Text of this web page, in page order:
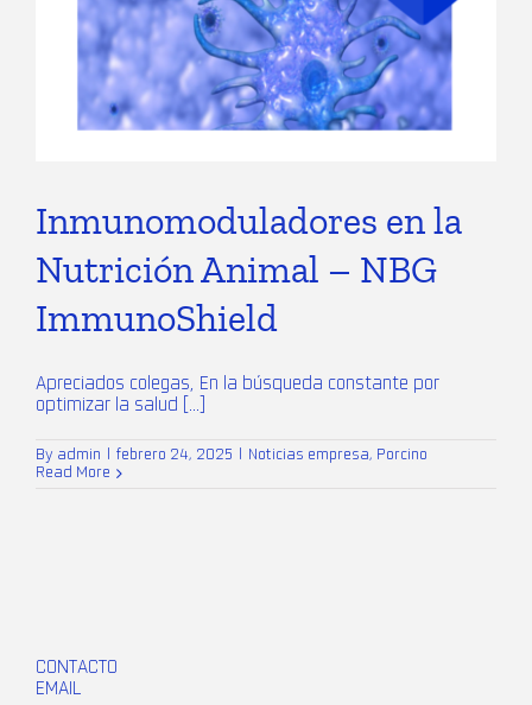
Inmunomoduladores en la
Nutrición Animal – NBG
ImmunoShield
Apreciados colegas, En la búsqueda constante por
optimizar la salud [...]
By admin febrero 24, 2025 Noticias empresa, Porcino
Read More
CONTACTO
EMAIL